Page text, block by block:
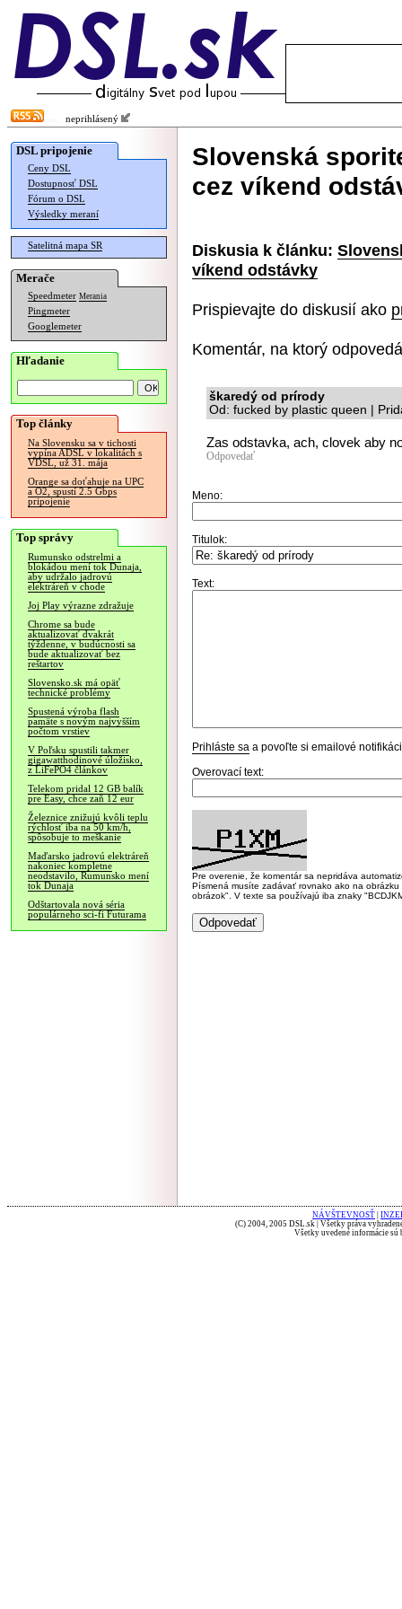
neprihlásený
DSL pripojenie
Ceny DSL
Dostupnosť DSL
Fórum o DSL
Výsledky meraní
Satelitná mapa SR
Merače
Speedmeter Merania
Pingmeter
Googlemeter
Hľadanie
Top články
Na Slovensku sa v tichosti
vypína ADSL v lokalitách s
VDSL, už 31. mája
Orange sa doťahuje na UPC
a O2, spustí 2.5 Gbps
pripojenie
Top správy
Rumunsko odstrelmi a
blokádou mení tok Dunaja,
aby udržalo jadrovú
elektráreň v chode
Joj Play výrazne zdražuje
Chrome sa bude
aktualizovať dvakrát
týždenne, v budúcnosti sa
bude aktualizovať bez
reštartov
Slovensko.sk má opäť
technické problémy
Spustená výroba flash
pamäte s novým najvyšším
počtom vrstiev
V Poľsku spustili takmer
gigawatthodinové úložisko,
z LiFePO4 článkov
Telekom pridal 12 GB balík
pre Easy, chce zaň 12 eur
Železnice znižujú kvôli teplu
rýchlosť iba na 50 km/h,
spôsobuje to meškanie
Maďarsko jadrovú elektráreň
nakoniec kompletne
neodstavilo, Rumunsko mení
tok Dunaja
Odštartovala nová séria
populárneho sci-fi Futurama
Slovenská
cez víkend
Diskusia k článku:
víkend odstávky
Prispievajte do diskusií ako
Komentár, na ktorý
škaredý od prírody
Od: fucked by plastic queen |
Zas odstavka, ach, clovek aby
Odpovedať
Meno:
Titulok:
Text:
Prihláste sa a povoľte si emailové
Overovací text:
Pre overenie, že komentár sa nepridáva
Písmená musíte zadávať rovnako ako na
obrázok". V texte sa používajú iba znaky
NÁVŠTEVNOSŤ
(C) 2004, 2005 DSL.sk | Všetky práva
Všetky uvedené informácie sú